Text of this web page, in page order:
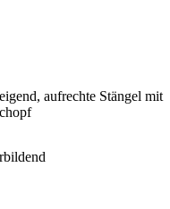
aufrechte Stängel mit